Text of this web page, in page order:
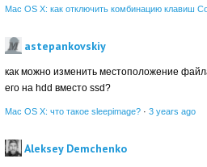
Mac OS X: как отключить комбинацию клавиш
astepankovskiy
как можно изменить местоположение
его на hdd вместо ssd?
Mac OS X: что такое sleepimage? · 3 years ago
Aleksey Demchenko